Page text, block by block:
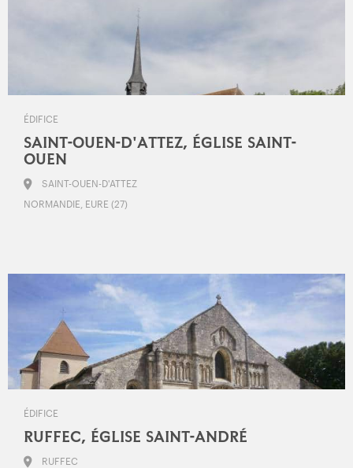
ÉDIFICE
SAINT-OUEN-D'ATTEZ, ÉGLISE SAINT-
OUEN
SAINT-OUEN-D'ATTEZ
NORMANDIE, EURE (27)
ÉDIFICE
RUFFEC, ÉGLISE SAINT-ANDRÉ
RUFFEC